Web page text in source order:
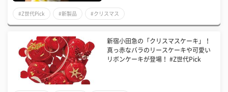
#Z世代Pick #新製品 #クリスマス
新宿小田急の「クリスマスケーキ」！
真っ赤なバラのリースケーキや可愛い
リボンケーキが登場！ #Z世代Pick